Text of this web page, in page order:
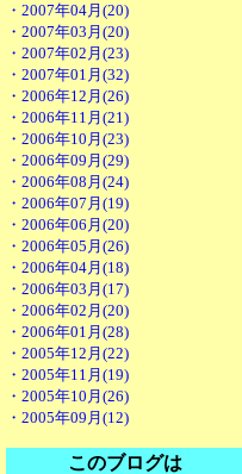
・2007年04月(20)
・2007年03月(20)
・2007年02月(23)
・2007年01月(32)
・2006年12月(26)
・2006年11月(21)
・2006年10月(23)
・2006年09月(29)
・2006年08月(24)
・2006年07月(19)
・2006年06月(20)
・2006年05月(26)
・2006年04月(18)
・2006年03月(17)
・2006年02月(20)
・2006年01月(28)
・2005年12月(22)
・2005年11月(19)
・2005年10月(26)
・2005年09月(12)
このブログは